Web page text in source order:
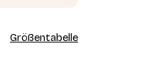
Größentabelle